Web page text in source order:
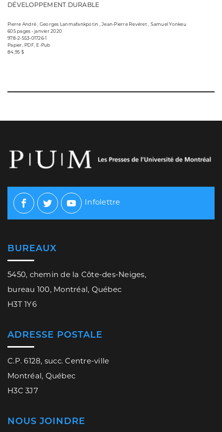
DÉVELOPPEMENT DURABLE
Pierre André , Georges Lanmafankpotin , Jean-Pierre Revéret , Samuel Yonkeu
605 pages • janvier 2020
978-2-553-01726-1
Papier, PDF, E-Pub
84,95 $
Facebook
TwitterYoutube
Infolettre
BUREAUX
5450, chemin de la Côte-des-Neiges,
bureau 100, Montréal, Québec
H3T 1Y6
ADRESSE POSTALE
C.P. 6128, succ. Centre-ville
Montréal, Québec
H3C 3J7
NOUS JOINDRE